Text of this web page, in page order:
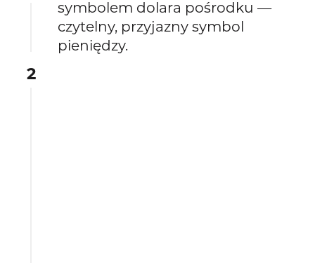
symbolem dolara pośrodku —
czytelny, przyjazny symbol
pieniędzy.
2